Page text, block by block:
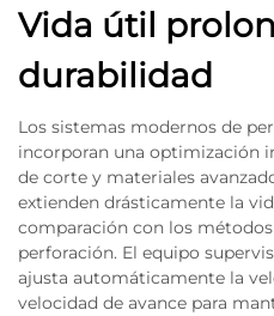
Vida útil
durabilidad
Los sistemas modernos de
incorporan una optimización
de corte y materiales
extienden drásticamente la
comparación con los
perforación. El equipo
ajusta automáticamente la
velocidad de avance para